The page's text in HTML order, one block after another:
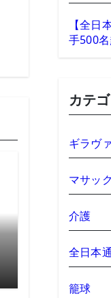
【全日
手500名
カテ
ギラヴ
マサッ
介護
全日本
籠球